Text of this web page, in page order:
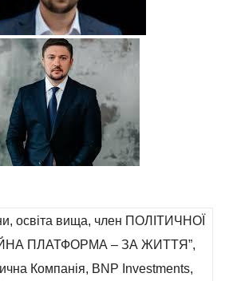
освіта вища, член ПОЛІТИЧНОЇ
ПЛАТФОРМА – ЗА ЖИТТЯ”,
Компанія, BNP Investments,